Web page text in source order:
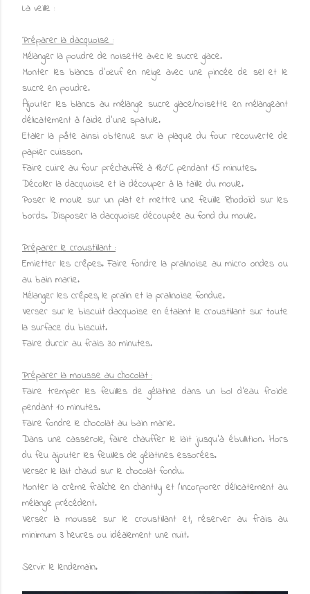
La veille :
Préparer la dacquoise :
Mélanger la poudre de noisette avec le sucre glace.
Monter les blancs d'œuf en neige avec une pincée de sel et le
sucre en poudre.
Ajouter les blancs au mélange sucre glace/noisette en mélangeant
délicatement à l'aide d'une spatule.
Etaler la pâte ainsi obtenue sur la plaque du four recouverte de
papier cuisson.
Faire cuire au four préchauffé à 180°C pendant 15 minutes.
Décoller la dacquoise et la découper à la taille du moule.
Poser le moule sur un plat et mettre une feuille Rhodoïd sur les
bords. Disposer la dacquoise découpée au fond du moule.
Préparer le croustillant :
Emietter les crêpes. Faire fondre la pralinoise au micro ondes ou
au bain marie.
Mélanger les crêpes, le pralin et la pralinoise fondue.
Verser sur le biscuit dacquoise en étalant le croustillant sur toute
la surface du biscuit.
Faire durcir au frais 30 minutes.
Préparer la mousse au chocolat :
Faire tremper les feuilles de gélatine dans un bol d'eau froide
pendant 10 minutes.
Faire fondre le chocolat au bain marie.
Dans une casserole, faire chauffer le lait jusqu'à ébullition. Hors
du feu ajouter les feuilles de gélatines essorées.
Verser le lait chaud sur le chocolat fondu.
Monter la crème fraîche en chantilly et l'incorporer délicatement au
mélange précédent.
Verser la mousse sur le croustillant et, réserver au frais au
minimum 3 heures ou idéalement une nuit.
Servir le lendemain.